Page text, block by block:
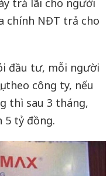
trả lãi cho người
chính NĐT trả cho
đầu tư, mỗi người
theo công ty, nếu
thì sau 3 tháng,
5 tỷ đồng.